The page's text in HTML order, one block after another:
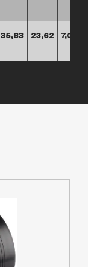
35,83 23,62 7,09